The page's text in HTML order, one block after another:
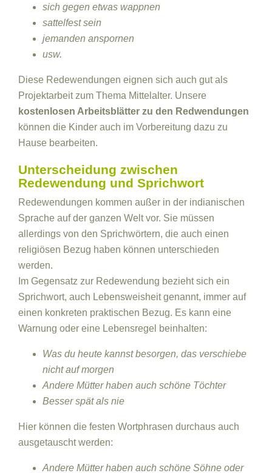
sich gegen etwas wappnen
sattelfest sein
jemanden anspornen
usw.
Diese Redewendungen eignen sich auch gut als
Projektarbeit zum Thema Mittelalter. Unsere
kostenlosen Arbeitsblätter zu den Redwendungen
können die Kinder auch im Vorbereitung dazu zu
Hause bearbeiten.
Unterscheidung zwischen
Redewendung und Sprichwort
Redewendungen kommen außer in der indianischen
Sprache auf der ganzen Welt vor. Sie müssen
allerdings von den Sprichwörtern, die auch einen
religiösen Bezug haben können unterschieden
werden.
Im Gegensatz zur Redewendung bezieht sich ein
Sprichwort, auch Lebensweisheit genannt, immer auf
einen konkreten praktischen Bezug. Es kann eine
Warnung oder eine Lebensregel beinhalten:
Was du heute kannst besorgen, das verschiebe
nicht auf morgen
Andere Mütter haben auch schöne Töchter
Besser spät als nie
Hier können die festen Wortphrasen durchaus auch
ausgetauscht werden:
Andere Mütter haben auch schöne Söhne oder